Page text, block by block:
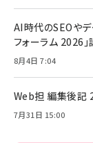
AI時代のSEOや
フォーラム 2026
8月4日 7:04
Web担 編集後記
7月31日 15:00